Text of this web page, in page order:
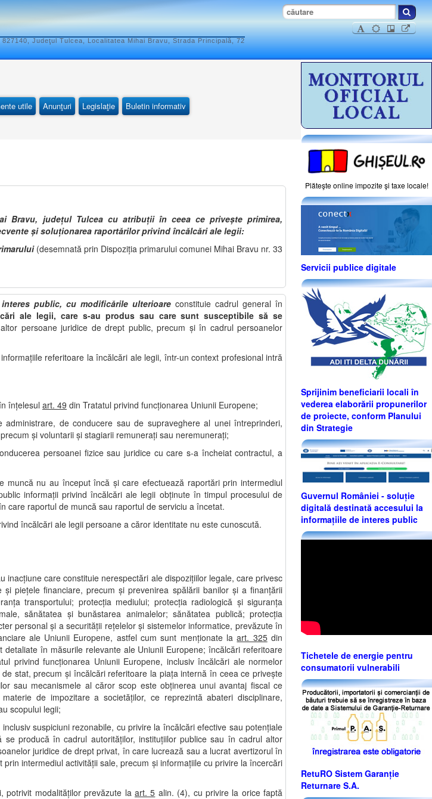
Judeţul Tulcea, Localitatea Mihai Bravu, Strada Principală, 72
utile Anunţuri Legislaţie Buletin informativ
Bravu, județul Tulcea cu atribuții în ceea ce privește primirea,
și soluționarea raportărilor privind încălcări ale legii:
(desemnată prin Dispoziția primarului comunei Mihai Bravu nr. 33
public, cu modificările ulterioare constituie cadrul general în
ale legii, care s-au produs sau care sunt susceptibile să se
persoane juridice de drept public, precum şi în cadrul persoanelor
referitoare la încălcări ale legii, într-un context profesional intră
înţelesul art. 49 din Tratatul privind funcţionarea Uniunii Europene;
de conducere sau de supraveghere al unei întreprinderi,
şi voluntarii şi stagiarii remuneraţi sau neremuneraţi;
persoanei fizice sau juridice cu care s-a încheiat contractul, a
nu au început încă şi care efectuează raportări prin intermediul
informaţii privind încălcări ale legii obţinute în timpul procesului de
care raportul de muncă sau raportul de serviciu a încetat.
încălcări ale legii persoane a căror identitate nu este cunoscută.
inacţiune care constituie nerespectări ale dispoziţiilor legale, care privesc
pieţele financiare, precum şi prevenirea spălării banilor şi a finanţării
transportului; protecţia mediului; protecţia radiologică şi siguranţa
sănătatea şi bunăstarea animalelor; sănătatea publică; protecţia
personal şi a securităţii reţelelor şi sistemelor informatice, prevăzute în
ale Uniunii Europene, astfel cum sunt menţionate laart. 325din
în măsurile relevante ale Uniunii Europene; încălcări referitoare
privind funcţionarea Uniunii Europene, inclusiv încălcări ale normelor
stat, precum şi încălcări referitoare la piaţa internă în ceea ce priveşte
sau mecanismele al căror scop este obţinerea unui avantaj fiscal ce
de impozitare a societăţilor, ce reprezintă abateri disciplinare,
scopului legii;
suspiciuni rezonabile, cu privire la încălcări efective sau potenţiale
producă în cadrul autorităţilor, instituţiilor publice sau în cadrul altor
juridice de drept privat, în care lucrează sau a lucrat avertizorul în
intermediul activităţii sale, precum şi informaţiile cu privire la încercări
potrivit modalităţilor prevăzute la art. 5 alin. (4), cu privire la orice faptă
Plăteşte online impozite şi taxe locale!
Servicii publice digitale
Sprijinim beneficiarii locali în
vederea elaborării propunerilor
de proiecte, conform Planului
din Strategie
Guvernul României - soluție
digitală destinată accesului la
informațiile de interes public
Tichetele de energie pentru
consumatorii vulnerabili
RetuRO Sistem Garanție
Returnare S.A.